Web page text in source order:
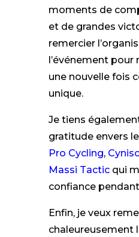
moments de
et de grandes
remercier
l’événement pour
une nouvelle fois
unique.
Je tiens
gratitude envers
Pro Cycling,
Massi Tacticqui
confiance
Enfin, je veux
chaleureusement